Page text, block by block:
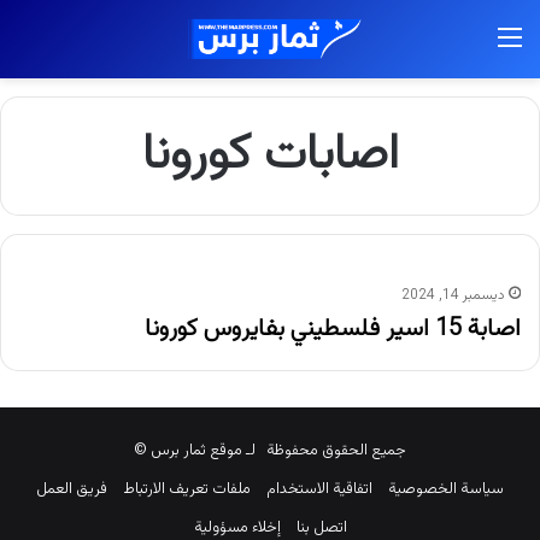
اصابات كورونا
ديسمبر 14, 2024
اصابة 15 اسير فلسطيني بفايروس كورونا
جميع الحقوق محفوظة لـ موقع ثمار برس ©
سياسة الخصوصية
اتفاقية الاستخدام ملفات تعريف الارتباط
فريق العمل
اتصل بنا
إخلاء مسؤولية